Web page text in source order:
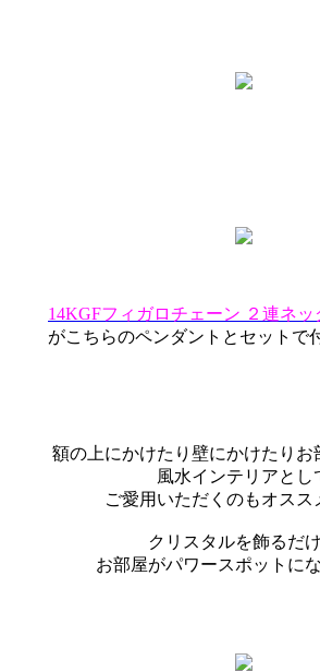
14KGFフィガロチェーン ２連ネッ
がこちらのペンダントとセットで
額の上にかけたり壁にかけたりお
風水インテリアとし
ご愛用いただくのもオス
クリスタルを飾るだ
お部屋がパワースポットに